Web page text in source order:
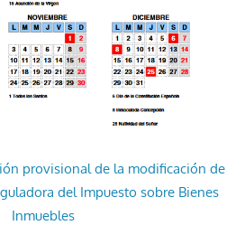
provisional de la modificación de
del Impuesto sobre Bienes
Inmuebles